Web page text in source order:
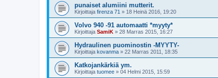
punaiset alumiini mutterit.
Kirjoittaja firenza 71 » 18 Heinä 2016, 19:20
Volvo 940 -91 automaatti *myyty*
Kirjoittaja SamiK » 28 Marras 2015, 16:27
Hydraulinen puominostin -MYYTY-
Kirjoittaja kovanma » 22 Marras 2011, 18:35
Katkojankärkiä ym.
Kirjoittaja tuomee » 04 Helmi 2015, 15:59